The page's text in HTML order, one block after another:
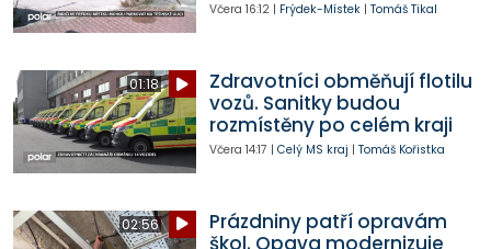
Včera 16:12| Frýdek-Místek| Tomáš Tikal
01:18
Zdravotníci obměňují flotilu
vozů. Sanitky budou
rozmístěny po celém kraji
Včera 14:17 | Celý MS kraj | Tomáš Kořistka
02:56
Prázdniny patří opravám
škol. Opava modernizuje